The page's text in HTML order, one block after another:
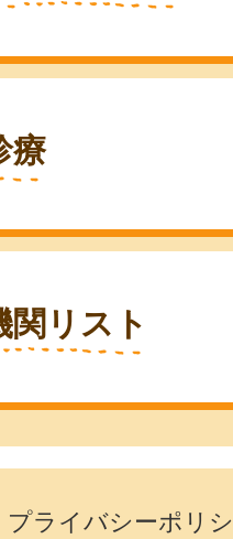
療
関リスト
プライバシーポリ